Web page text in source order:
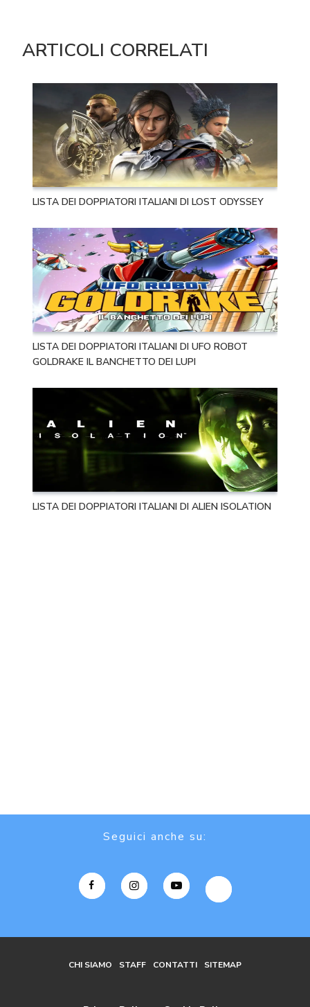
ARTICOLI CORRELATI
LISTA DEI DOPPIATORI ITALIANI DI LOST ODYSSEY
LISTA DEI DOPPIATORI ITALIANI DI UFO ROBOT
GOLDRAKE IL BANCHETTO DEI LUPI
LISTA DEI DOPPIATORI ITALIANI DI ALIEN ISOLATION
Seguici anche su:
CHI SIAMO STAFF CONTATTI SITEMAP